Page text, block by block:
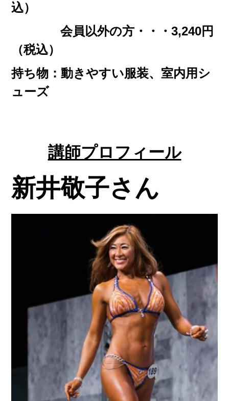
込）
会員以外の方・・・3,240円
（税込）
持ち物：動きやすい服装、室内用シ
ューズ
講師プロフィール
新井敬子さん